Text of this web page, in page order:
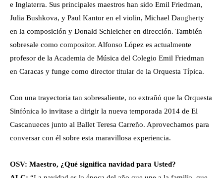
e Inglaterra. Sus principales maestros han sido Emil Friedman,
Julia Bushkova, y Paul Kantor en el violin, Michael Daugherty
en la composición y Donald Schleicher en dirección. También
sobresale como compositor. Alfonso López es actualmente
profesor de la Academia de Música del Colegio Emil Friedman
en Caracas y funge como director titular de la Orquesta Típica.
Con una trayectoria tan sobresaliente, no extrañó que la Orquesta
Sinfónica lo invitase a dirigir la nueva temporada 2014 de El
Cascanueces junto al Ballet Teresa Carreño. Aprovechamos para
conversar con él sobre esta maravillosa experiencia.
OSV: Maestro, ¿Qué significa navidad para Usted?